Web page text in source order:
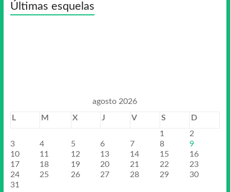
Últimas esquelas
agosto 2026
L
M X J V S
D
1
2
3
4 5 6 7 8
9
10
11 12 13 14 15
16
17
18 19 20 21 22
23
24
25 26 27 28 29
30
31